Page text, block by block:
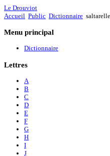
Le Drouviot
Accueil Public Dictionnaire saltarelle
Menu principal
Dictionnaire
Lettres
A
B
C
D
E
F
G
H
I
J